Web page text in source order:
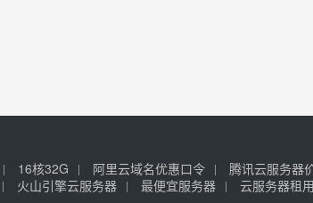
16核32G 阿里云域名优惠口令 腾讯云服务器
火山引擎云服务器 最便宜服务器 云服务器租